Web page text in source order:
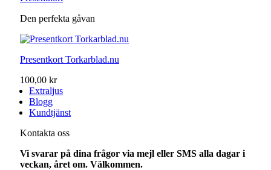
Den perfekta gåvan
Presentkort Torkarblad.nu
100,00 kr
Extraljus
Blogg
Kundtjänst
Kontakta oss
Vi svarar på dina frågor via mejl eller SMS alla dagar i
veckan, året om. Välkommen.